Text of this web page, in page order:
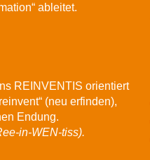
ableitet.
REINVENTIS orientiert
(neu erfinden),
Endung.
in-WEN-tiss).